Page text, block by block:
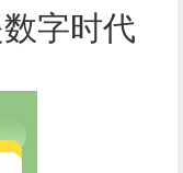
字时代